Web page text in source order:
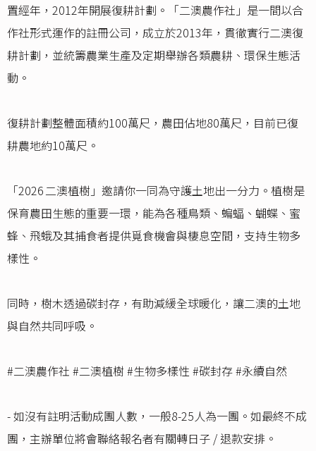
置經年，2012年開展復耕計劃。「二澳農作社」是一間以合
作社形式運作的註冊公司，成立於2013年，貫徹實行二澳復
耕計劃，並統籌農業生產及定期舉辦各類農耕、環保生態活
動。
復耕計劃整體面積約100萬尺，農田佔地80萬尺，目前已復
耕農地約10萬尺。
「2026 二澳植樹」邀請你一同為守護土地出一分力。植樹是
保育農田生態的重要一環，能為各種鳥類、蝙蝠、蝴蝶、蜜
蜂、飛蛾及其捕食者提供覓食機會與棲息空間，支持生物多
樣性。
同時，樹木透過碳封存，有助減緩全球暖化，讓二澳的土地
與自然共同呼吸。
#二澳農作社 #二澳植樹 #生物多樣性 #碳封存 #永續自然
- 如沒有註明活動成團人數，一般8-25人為一團。如最終不成
團，主辦單位將會聯絡報名者有關轉日子 / 退款安排。